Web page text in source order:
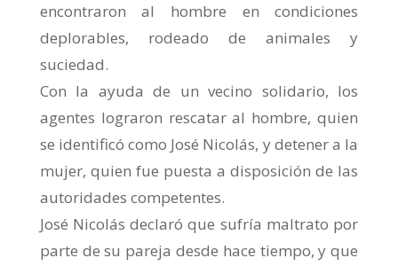
encontraron al hombre en condiciones
deplorables, rodeado de animales y
suciedad.
Con la ayuda de un vecino solidario, los
agentes lograron rescatar al hombre, quien
se identificó como José Nicolás, y detener a la
mujer, quien fue puesta a disposición de las
autoridades competentes.
José Nicolás declaró que sufría maltrato por
parte de su pareja desde hace tiempo, y que